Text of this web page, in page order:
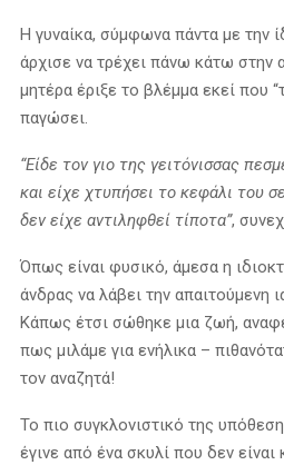
Η γυναίκα, σύμφωνα πάντα με την
άρχισε να τρέχει πάνω κάτω στην
μητέρα έριξε το βλέμμα εκεί που
παγώσει.
“Είδε τον γιο της γειτόνισσας
και είχε χτυπήσει το κεφάλι του
δεν είχε αντιληφθεί τίποτα”,
Όπως είναι φυσικό, άμεσα η
άνδρας να λάβει την απαιτούμενη
Κάπως έτσι σώθηκε μια ζωή,
πως μιλάμε για ενήλικα –
τον αναζητά!
Το πιο συγκλονιστικό της
έγινε από ένα σκυλί που δεν